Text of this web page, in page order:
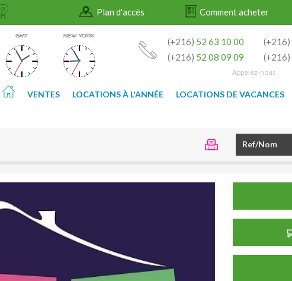
Plan d'accès Comment acheter
GMT NEW YORK
(+216) 52 63 10 00 (+216)
(+216) 52 08 09 09 (+216)
Appelez-nous
VENTES LOCATIONS À L'ANNÉE LOCATIONS DE VACANCES